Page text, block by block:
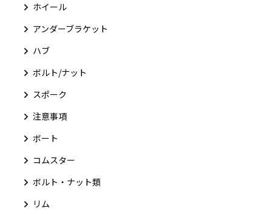
ホイール
アンダーブラケット
ハブ
ボルト/ナット
スポーク
注意事項
ボート
コムスター
ボルト・ナット類
リム